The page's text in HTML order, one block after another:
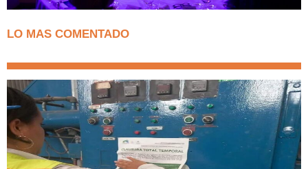
LO MAS COMENTADO